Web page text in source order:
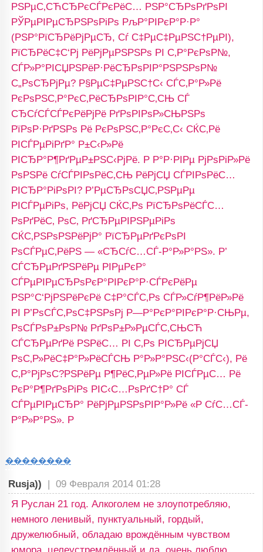
РЅРµС‚СЋСЂРєСЃРєРёС… РЅР°СЂРѕРґРѕРІ
РЎРµРІРµСЂРЅРѕРіРѕ РљР°РІРєР°Р·Р°
(РЅР°РїСЂРёРјРµСЂ, Сѓ С‡РµС‡РµРЅС†РµРІ),
РїСЂРёС‡С‘Рј РёРјРµРЅРЅРѕ РІ С‚Р°РєРѕР№,
СЃР»Р°РІСЏРЅРёР·РёСЂРѕРІР°РЅРЅРѕР№
С„РѕСЂРјРµ? Р§РµС‡РµРЅС†С‹ СЃС‚Р°Р»Рё
РєРѕРЅС‚Р°РєС‚РёСЂРѕРІР°С‚СЊ СЃ
СЂСѓСЃСЃРєРёРјРё РґРѕРІРѕР»СЊРЅРѕ
РїРѕР·РґРЅРѕ Рё РєРѕРЅС‚Р°РєС‚С‹ СЌС‚Рё
РІСЃРµРіРґР° Р±С‹Р»Рё
РІСЂР°Р¶РґРµР±РЅС‹РјРё. Р Р°Р·РІРµ РјРѕРіР»Рё
РѕРЅРё СѓСЃРІРѕРёС‚СЊ РёРјСЏ СЃРІРѕРёС…
РІСЂР°РіРѕРІ? Р’РµСЂРѕСЏС‚РЅРµРµ
РІСЃРµРіРѕ, РёРјСЏ СЌС‚Рѕ РїСЂРѕРёСЃС…
РѕРґРёС‚ РѕС‚ РґСЂРµРІРЅРµРіРѕ
СЌС‚РЅРѕРЅРёРјР° РїСЂРµРґРєРѕРІ
РѕСЃРµС‚РёРЅ — «СЂСѓС…СЃ-Р°Р»Р°РЅ». Р’
СЃСЂРµРґРЅРёРµ РІРµРєР°
СЃРµРІРµСЂРѕРєР°РІРєР°Р·СЃРєРёРµ
РЅР°С‘РјРЅРёРєРё С‡Р°СЃС‚Рѕ СЃР»СѓР¶РёР»Рё
РІ Р’РѕСЃС‚РѕС‡РЅРѕРј Р—Р°РєР°РІРєР°Р·СЊРµ,
РѕСЃРѕР±РѕР№ РґРѕР±Р»РµСЃС‚СЊСЋ
СЃСЂРµРґРё РЅРёС… РІ С‚Рѕ РІСЂРµРјСЏ
РѕС‚Р»РёС‡Р°Р»РёСЃСЊ Р°Р»Р°РЅС‹(Р°СЃС‹), Рё
С‚Р°РјРѕС?РЅРёРµ Р¶РёС‚РµР»Рё РІСЃРµС… Рё
РєР°Р¶РґРѕРіРѕ РІС‹С…РѕРґС†Р° СЃ
СЃРµРІРµСЂР° РёРјРµРЅРѕРІР°Р»Рё «Р СѓС…СЃ-
Р°Р»Р°РЅ». Р
��������
Rusja)) | 09 Февраля 2014 01:28
Я Руслан 21 год. Алкоголем не злоупотребляю,
немного ленивый, пунктуальный, гордый,
дружелюбный, обладаю врождённым чувством